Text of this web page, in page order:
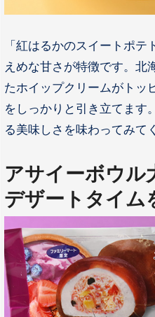
「紅はるかのスイートポ
えめな甘さが特徴です。北
たホイップクリームがトッ
をしっかりと引き立てます
る美味しさを味わってみて
アサイーボウル
デザートタイム